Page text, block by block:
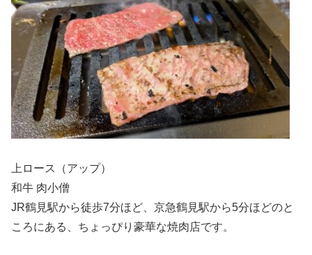
上ロース（アップ）
和牛 肉小僧
JR鶴見駅から徒歩7分ほど、京急鶴見駅から5分ほどのと
ころにある、ちょっぴり豪華な焼肉店です。